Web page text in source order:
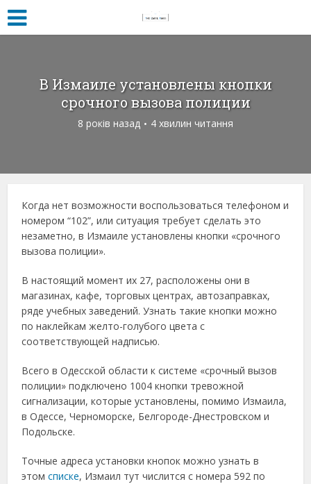
В Измаиле установлены кнопки
срочного вызова полиции
8 років назад 4 хвилин читання
Когда нет возможности воспользоваться телефоном и
номером “102”, или ситуация требует сделать это
незаметно, в Измаиле установлены кнопки «срочного
вызова полиции».
В настоящий момент их 27, расположены они в
магазинах, кафе, торговых центрах, автозаправках,
ряде учебных заведений. Узнать такие кнопки можно
по наклейкам желто-голубого цвета с
соответствующей надписью.
Всего в Одесской области к системе «срочный вызов
полиции» подключено 1004 кнопки тревожной
сигнализации, которые установлены, помимо Измаила,
в Одессе, Черноморске, Белгороде-Днестровском и
Подольске.
Точные адреса установки кнопок можно узнать в
этомсписке, Измаил тут числится с номера 592 по